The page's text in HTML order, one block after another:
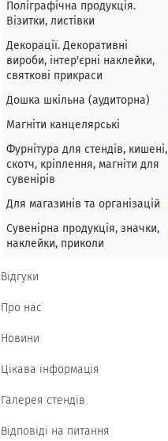
Поліграфічна продукція.
Візитки, листівки
Декорації. Декоративні
вироби, інтер'єрні наклейки,
святкові прикраси
Дошка шкільна (аудиторна)
Магніти канцелярські
Фурнітура для стендів, кишені,
скотч, кріплення, магніти для
сувенірів
Для магазинів та організацій
Сувенірна продукція, значки,
наклейки, приколи
Відгуки
Про нас
Новини
Цікава інформація
Галерея стендів
Відповіді на питання